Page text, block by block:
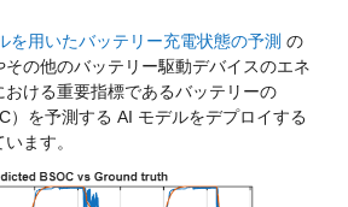
を用いたバッテリー充電状態の予測 の
の他のバッテリー駆動デバイスのエネ
おける重要指標であるバッテリーの
）を予測する AI モデルをデプロイする
ます。